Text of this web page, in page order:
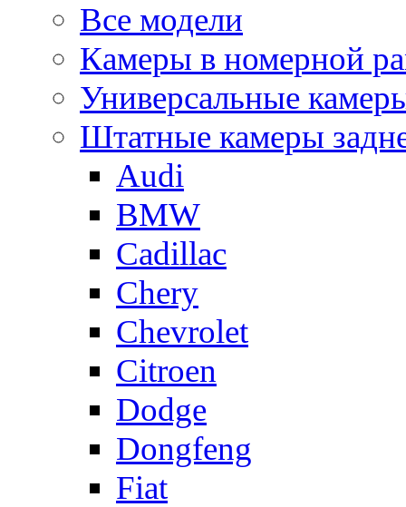
Все модели
Камеры в номерной
Универсальные
Штатные камеры
Audi
BMW
Cadillac
Chery
Chevrolet
Citroen
Dodge
Dongfeng
Fiat